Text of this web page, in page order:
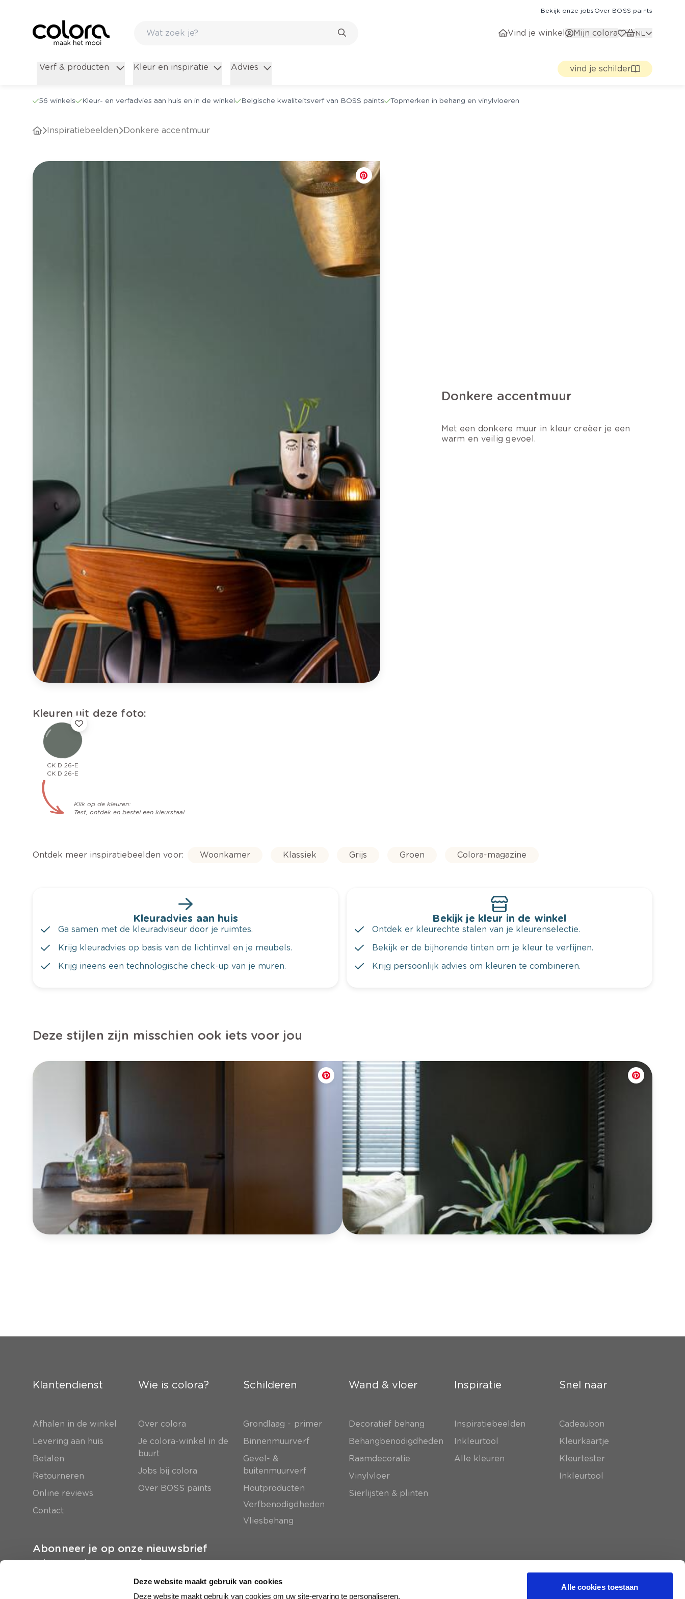
Deze website maakt gebruik van cookies
Deze website maakt gebruik van cookies om uw site-ervaring te personaliseren.
Alle cookies toestaan
Bekijk onze jobs Over BOSS paints
Vind je winkel Mijn colora NL
Verf & producten Kleur en inspiratie Advies vind je schilder
56 winkels Kleur- en verfadvies aan huis en in de winkel Belgische kwaliteitsverf van BOSS paints Topmerken in behang en vinylvloeren
Inspiratiebeelden Donkere accentmuur
Donkere accentmuur
Met een donkere muur in kleur creëer je een
warm en veilig gevoel.
Kleuren uit deze foto:
CK D 26-E
CK D 26-E
Klik op de kleuren:
Test, ontdek en bestel een kleurstaal
Ontdek meer inspiratiebeelden voor: Woonkamer Klassiek Grijs Groen Colora-magazine
Kleuradvies aan huis
Ga samen met de kleuradviseur door je ruimtes.
Krijg kleuradvies op basis van de lichtinval en je meubels.
Krijg ineens een technologische check-up van je muren.
Bekijk je kleur in de winkel
Ontdek er kleurechte stalen van je kleurenselectie.
Bekijk er de bijhorende tinten om je kleur te verfijnen.
Krijg persoonlijk advies om kleuren te combineren.
Deze stijlen zijn misschien ook iets voor jou
Klantendienst
Afhalen in de winkel
Levering aan huis
Betalen
Retourneren
Online reviews
Contact
Wie is colora?
Over colora
Je colora-winkel in de
buurt
Jobs bij colora
Over BOSS paints
Schilderen
Grondlaag - primer
Binnenmuurverf
Gevel- &
buitenmuurverf
Houtproducten
Verfbenodigdheden
Vliesbehang
Wand & vloer
Decoratief behang
Behangbenodigdheden
Raamdecoratie
Vinylvloer
Sierlijsten & plinten
Inspiratie
Inspiratiebeelden
Inkleurtool
Alle kleuren
Snel naar
Cadeaubon
Kleurkaartje
Kleurtester
Inkleurtool
Abonneer je op onze nieuwsbrief
En krijg 5 euro korting in je mailbox
Inschrijven